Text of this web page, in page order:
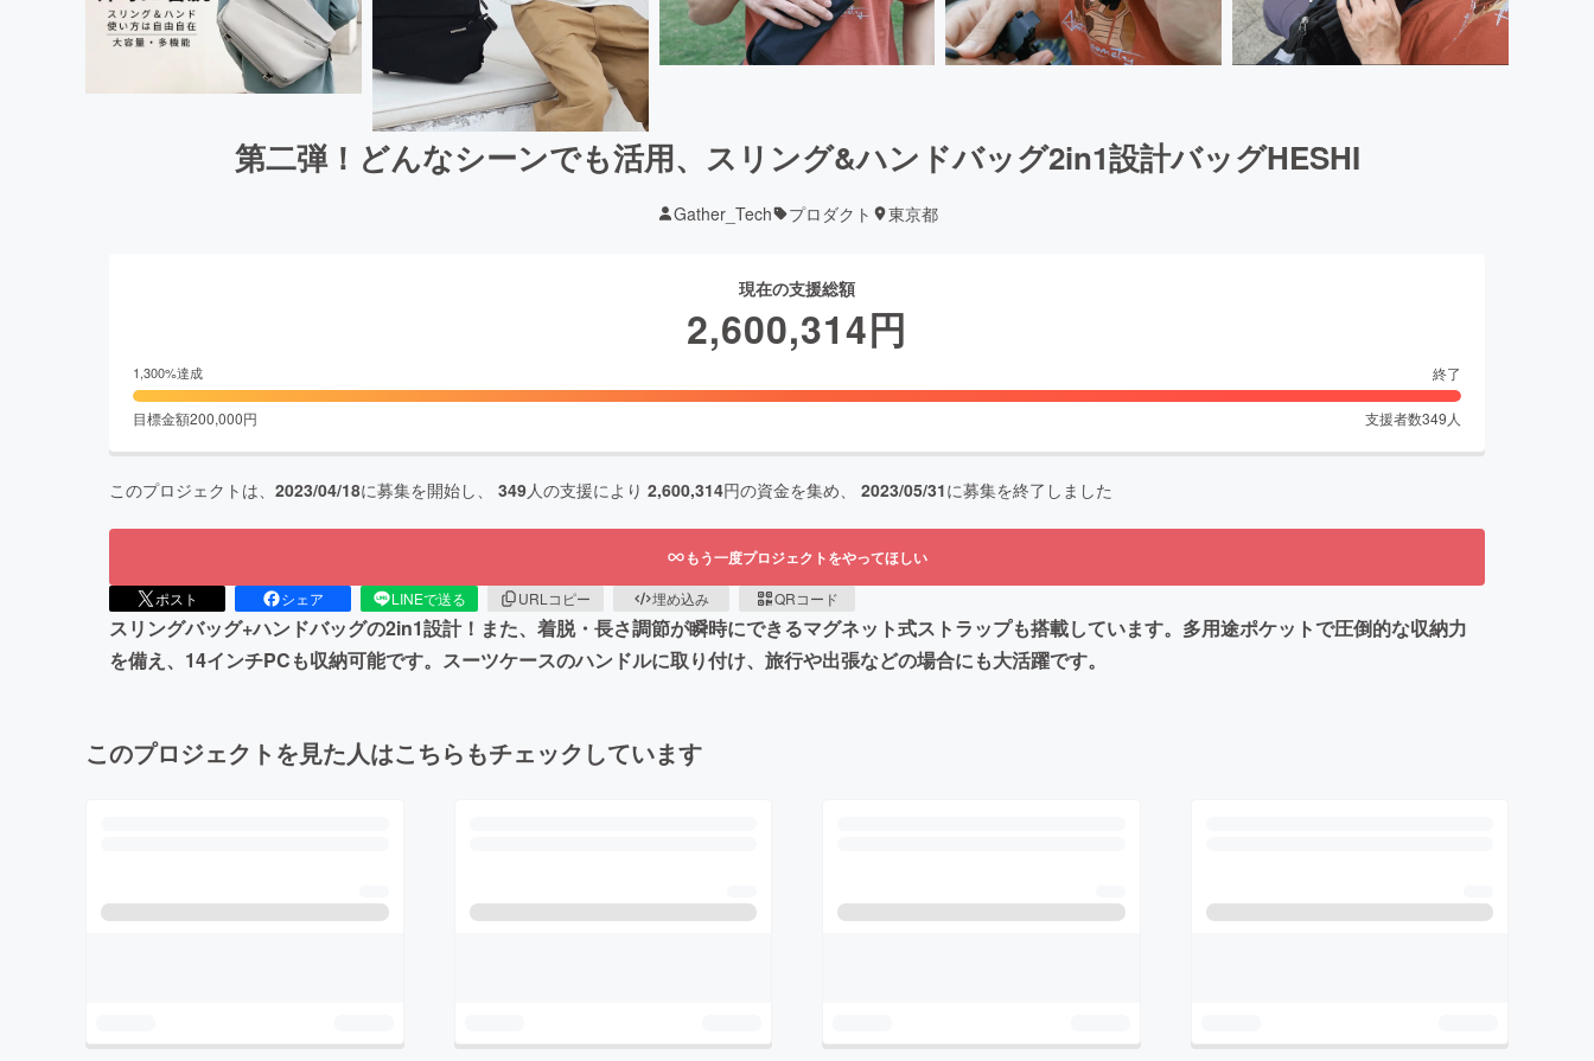
第二弾！どんなシーンでも活用、スリング&ハンドバッグ2in1設計バッグHESHI
Gather_Tech プロダクト 東京都
現在の支援総額
2,600,314円
1,300%達成 終了
目標金額200,000円 支援者数349 人
このプロジェクトは、 2023/04/18に募集を開始し、 349人の支援により 2,600,314円の資金を集め、 2023/05/31に募集を終了しました
もう一度プロジェクトをやってほしい
ポスト シェア LINEで送る URLコピー 埋め込み QRコード
スリングバッグ+ハンドバッグの2in1設計！また、着脱・長さ調節が瞬時にできるマグネット式ストラップも搭載しています。多用途ポケットで圧倒的な収納力
を備え、14インチPCも収納可能です。スーツケースのハンドルに取り付け、旅行や出張などの場合にも大活躍です。
このプロジェクトを見た人はこちらもチェックしています